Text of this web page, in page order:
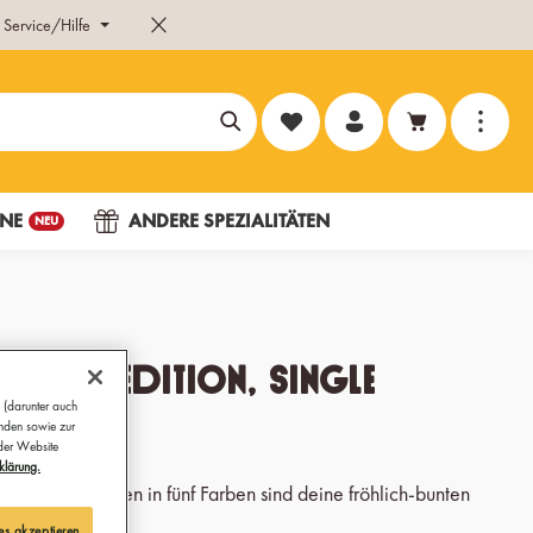
Service/Hilfe
Du hast 0 Produkte auf dem
NEU ANDERE SPEZIALITÄTEN
2nd edition, single
Espresso-Tassen in fünf Farben sind deine fröhlich-bunten
auch
sowie zur
Website